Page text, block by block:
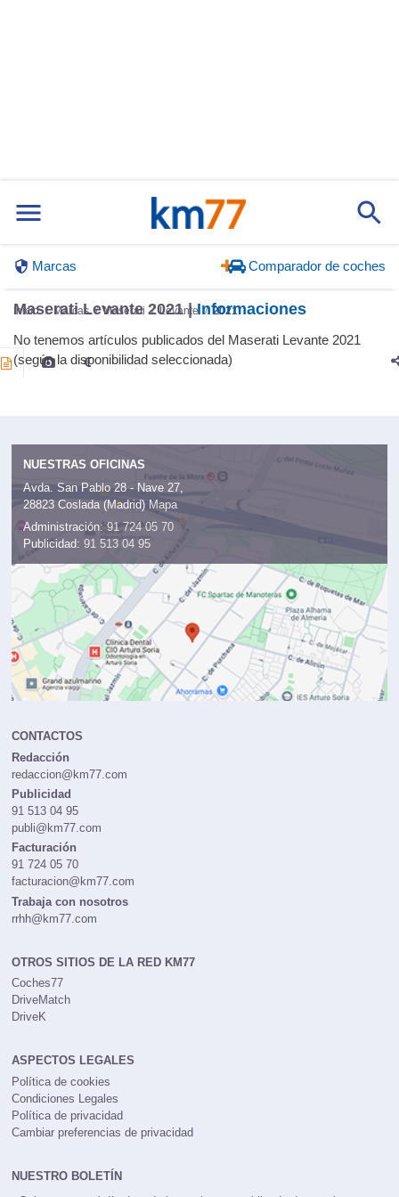
Marcas Comparador de coches
Inicio Marcas Maserati Levante 2021
Maserati Levante 2021 |Informaciones
No tenemos artículos publicados del Maserati Levante 2021
(según la disponibilidad seleccionada)
NUESTRAS OFICINAS
Avda. San Pablo 28 - Nave 27,
28823 Coslada (Madrid) Mapa
Administración: 91 724 05 70
Publicidad: 91 513 04 95
CONTACTOS
Redacción
redaccion@km77.com
Publicidad
91 513 04 95
publi@km77.com
Facturación
91 724 05 70
facturacion@km77.com
Trabaja con nosotros
rrhh@km77.com
OTROS SITIOS DE LA RED KM77
Coches77
DriveMatch
DriveK
ASPECTOS LEGALES
Política de cookies
Condiciones Legales
Política de privacidad
Cambiar preferencias de privacidad
NUESTRO BOLETÍN